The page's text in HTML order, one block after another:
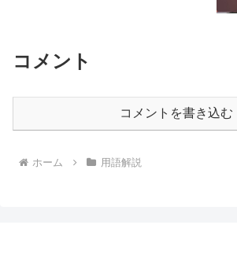
コメント
コメントを書き込む
ホーム 用語解説